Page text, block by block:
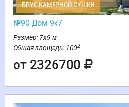
БРУС КАМЕРНОЙ СУШКИ
№90 Дом 9х7
Размер: 7х9 м
Общая площадь: 1002
от 2326700